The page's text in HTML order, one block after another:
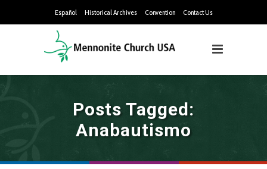
Español Historical Archives Convention Contact Us
Posts Tagged:
Anabautismo